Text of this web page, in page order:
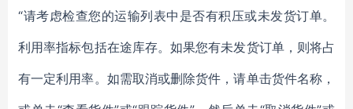
“请考虑检查您的运输列表中是否有积压或未发货订单。
利用率指标包括在途库存。如果您有未发货订单，则将占
有一定利用率。如需取消或删除货件，请单击货件名称，